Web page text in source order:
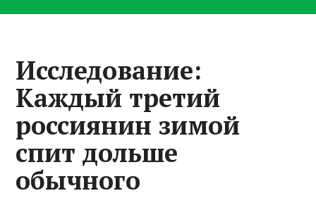
Исследование:
Каждый третий
россиянин зимой
спит дольше
обычного